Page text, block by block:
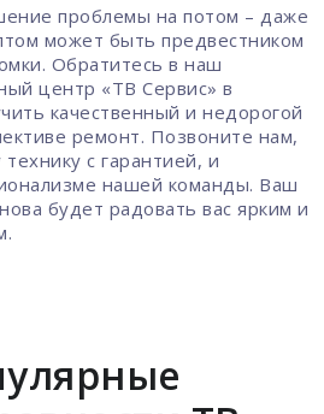
проблемы на потом – даже
может быть предвестником
Обратитесь в наш
центр «ТВ Сервис» в
качественный и недорогой
ремонт. Позвоните нам,
с гарантией, и
нашей команды. Ваш
будет радовать вас ярким и